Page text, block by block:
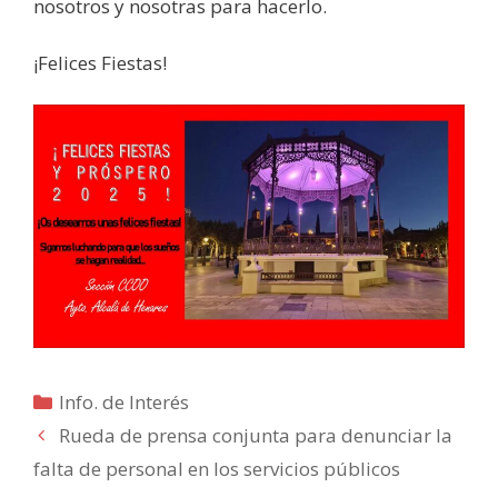
nosotros y nosotras para hacerlo.
¡Felices Fiestas!
Categorías
Info. de Interés
Rueda de prensa conjunta para denunciar la
falta de personal en los servicios públicos